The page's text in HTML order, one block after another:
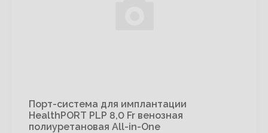
Порт-система для имплантации
HealthPORT PLP 8,0 Fr венозная
полиуретановая All-in-One